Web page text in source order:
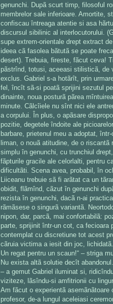
genunchi. Dupã scurt timp, filosoful
membrelor sale inferioare. Amortite,
confiscau întreaga atentie si asa
discursul sibilinic al interlocutorului.
supe extrem-orientale drept extract
ideea cã fasolea bãtutã se poate
desert). Trebuia, fireste, fãcut ceva!
pãstrînd, totusi, aceeasi stilisticã, de
exclus. Gabriel s-a hotãrît, prin
fel, încît sã-si poatã sprijini sezutul
dinainte, noua posturã pãrea
minute. Cãlcîiele nu sînt nici ele
a corpului. În plus, o apãsare
pozitie, degetele îndoite ale
barbare, prietenul meu a adoptat,
liman, o nouã atitudine, de o
simplu în genunchi, cu trunchiul
fãpturile gracile ale celorlalti, pentru
dificultãti. Scena avea, probabil, în
Liiceanu trebuie sã fi arãtat ca un
obidit, flãmînd, cãzut în genunchi
rezista în genunchi, dacã n-ai
rãmãsese o singurã variantã.
nipon, dar, parcã, mai confortabilã:
parte, sprijinit într-un cot, ca
contemplat cu discretiune tot acest
cãruia victima a iesit din joc,
Un regat pentru un scaun!“ – striga
Nu exista altã solutie decît
– a gemut Gabriel iluminat si,
viziteze, lãsîndu-si amfitrionii cu
Am fãcut o experientã
profesor, de-a lungul aceleiasi